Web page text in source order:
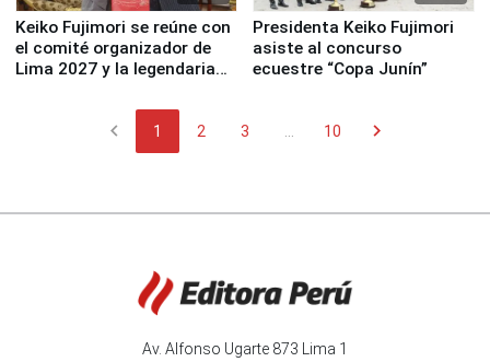
Keiko Fujimori se reúne con
el comité organizador de
Lima 2027 y la legendaria
Presidenta Keiko Fujimori
asiste al concurso
ecuestre “Copa Junín”
chevron_left 1 2 3 10 chevron_right
Av. Alfonso Ugarte 873 Lima 1